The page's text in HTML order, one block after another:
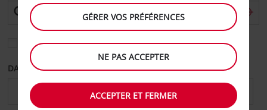
Sélectionnez une autre agence de retour
DATE DE DÉPART DATE DE RETOUR
GÉRER VOS PRÉFÉRENCES
NE PAS ACCEPTER
ACCEPTER ET FERMER